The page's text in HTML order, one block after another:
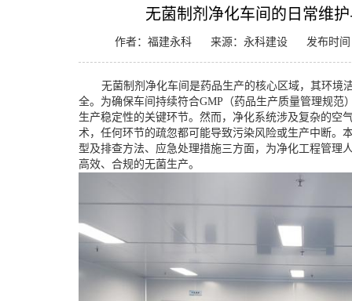
无菌制剂净化车间的日常维
作者：福建永科 来源：永科建设 发布时间
无菌制剂净化车间是药品生产的核心区域，其环境
全。为确保车间持续符合GMP（药品生产质量管理规范
生产稳定性的关键环节。然而，净化系统涉及复杂的空
术，任何环节的疏忽都可能导致污染风险或生产中断。
型及排查方法、应急处理措施三方面，为净化工程管理
高效、合规的无菌生产。